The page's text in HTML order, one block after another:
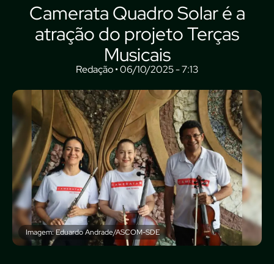
Camerata Quadro Solar é a
atração do projeto Terças
Musicais
Redação • 06/10/2025 - 7:13
Imagem: Eduardo Andrade/ASCOM-SDE